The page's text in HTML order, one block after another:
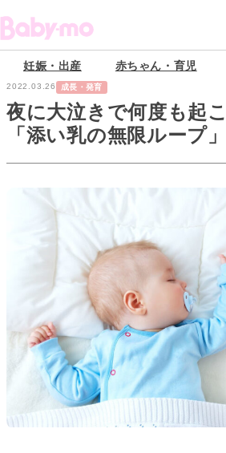
妊娠・出産 赤ちゃん・育児
2022.03.26 成長・発育
夜に大泣きで何度も起
「添い乳の無限ループ
法【連載・愛波文の子